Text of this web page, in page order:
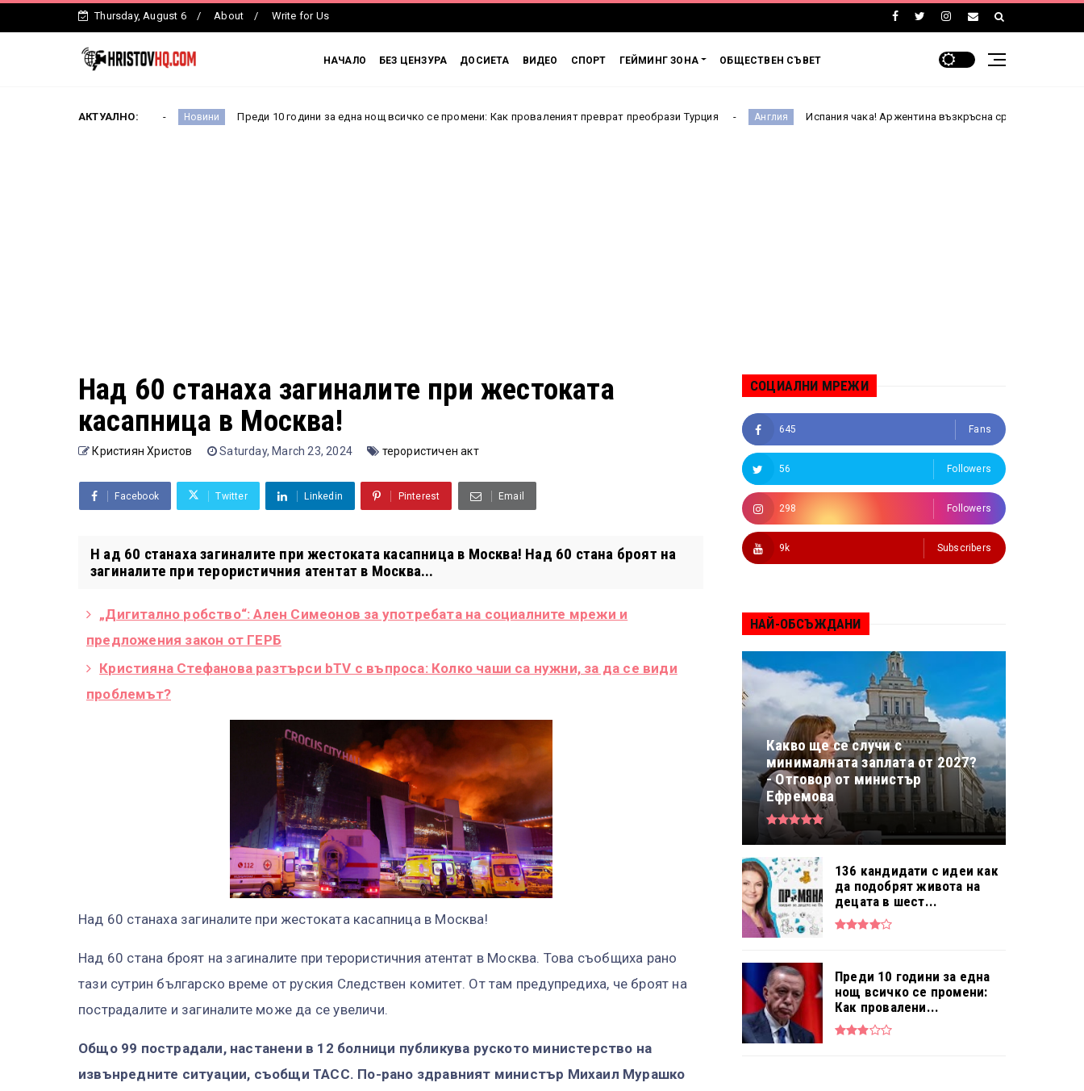
Thursday, August 6 About Write for Us
НАЧАЛО БЕЗ ЦЕНЗУРА ДОСИЕТА ВИДЕО СПОРТ ГЕЙМИНГ ЗОНА ОБЩЕСТВЕН СЪВЕТ
АКТУАЛНО:
Новини Преди 10 години за една нощ всичко се промени: Как проваленият преврат преобрази Турция Англия Испания чака! Аржентина възкръсна срещу Англия и е на финал на
Над 60 станаха загиналите при жестоката
касапница в Москва!
Кристиян Христов Saturday, March 23, 2024 терористичен акт
Facebook Twitter Linkedin Pinterest Email
Н ад 60 станаха загиналите при жестоката касапница в Москва! Над 60 стана броят на
загиналите при терористичния атентат в Москва...
„Дигитално робство“: Ален Симеонов за употребата на социалните мрежи и
предложения закон от ГЕРБ
Кристияна Стефанова разтърси bTV с въпроса: Колко чаши са нужни, за да се види
проблемът?
Над 60 станаха загиналите при жестоката касапница в Москва!
Над 60 стана броят на загиналите при терористичния атентат в Москва. Това съобщиха рано
тази сутрин българско време от руския Следствен комитет. От там предупредиха, че броят на
пострадалите и загиналите може да се увеличи.
Общо 99 пострадали, настанени в 12 болници публикува руското министерство на
извънредните ситуации, съобщи ТАСС. По-рано здравният министър Михаил Мурaшко
СОЦИАЛНИ МРЕЖИ
645 Fans
56 Followers
298 Followers
9k Subscribers
НАЙ-ОБСЪЖДАНИ
Какво ще се случи с
минималната заплата от 2027?
- Отговор от министър
Ефремова
136 кандидати с идеи как
да подобрят живота на
децата в шест...
Преди 10 години за една
нощ всичко се промени:
Как провалени...